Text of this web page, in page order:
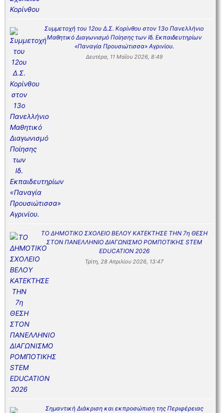
Συμμετοχή του 12ου Δ.Σ. Κορίνθου στον 13ο Πανελλήνιο
Μαθητικό Διαγωνισμό Ποίησης των Ιδ. Εκπαιδευτηρίων
«Παναγία Προυσιώτισσα» Αγρινίου.
Δευτέρα, 11 Μαΐου 2026, 8:49
ΤΟ ΔΗΜΟΤΙΚΟ ΣΧΟΛΕΙΟ ΒΕΛΟΥ ΚΑΤΕΚΤΗΣΕ ΤΗΝ 7η ΘΕΣΗ
ΣΤΟΝ ΠΑΝΕΛΛΗΝΙΟ ΔΙΑΓΩΝΙΣΜΟ ΡΟΜΠΟΤΙΚΗΣ STEM
EDUCATION 2026
Τρίτη, 28 Απριλίου 2026, 13:47
Σημαντική Διάκριση και εκπροσώπιση της Περιφέρειας